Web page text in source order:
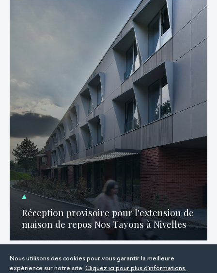
Réception provisoire pour l'extension de
maison de repos Nos Tayons à Nivelles
Nous utilisons des cookies pour vous garantir la meilleure
expérience sur notre site. Cliquez ici pour plus d'informations.